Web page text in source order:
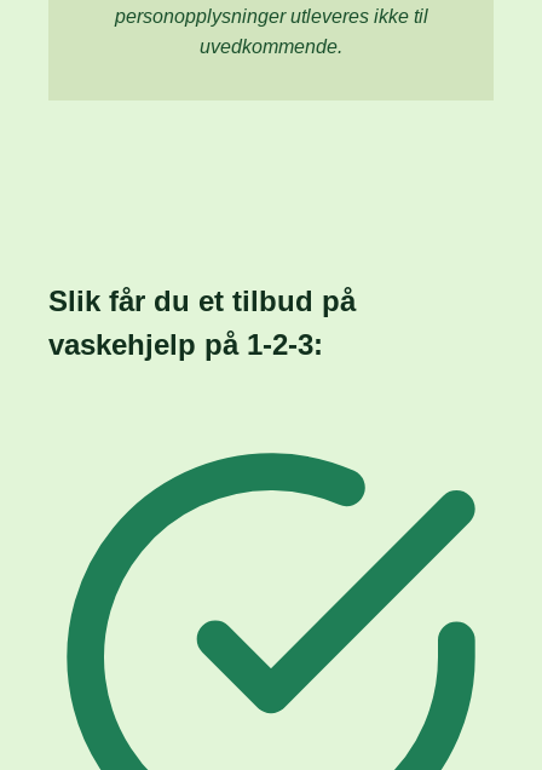
person­­opplysninger utleveres ikke til
uvedkommende.
Slik får du et tilbud på
vaskehjelp på 1-2-3: